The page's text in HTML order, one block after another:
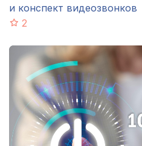
и конспект видеозвонков
2